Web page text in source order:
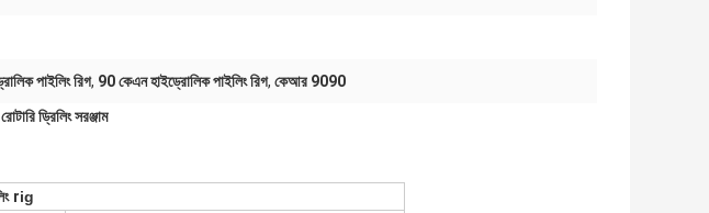
পাইলিং রিগ, 90 কেএন হাইড্রোলিক পাইলিং রিগ, কেআর 9090
ড্রিলিং সরঞ্জাম
rig